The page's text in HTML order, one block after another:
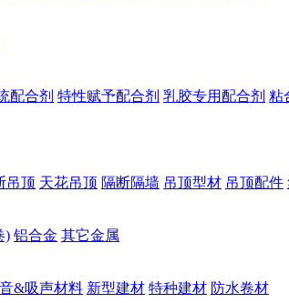
配合剂 特性赋予配合剂 乳胶专用配合剂 粘
吊顶 天花吊顶 隔断隔墙 吊顶型材 吊顶配件
) 铝合金 其它金属
&吸声材料 新型建材 特种建材 防水卷材